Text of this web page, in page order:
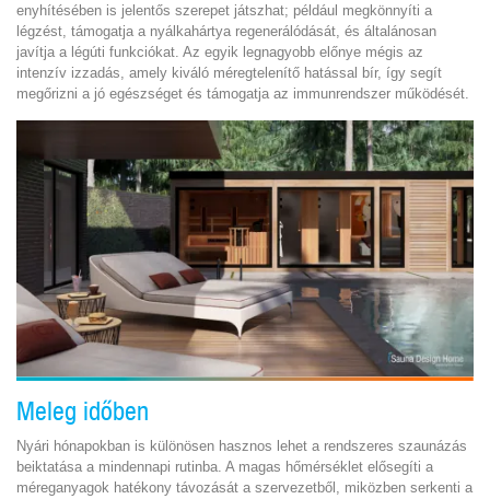
enyhítésében is jelentős szerepet játszhat; például megkönnyíti a
légzést, támogatja a nyálkahártya regenerálódását, és általánosan
javítja a légúti funkciókat. Az egyik legnagyobb előnye mégis az
intenzív izzadás, amely kiváló méregtelenítő hatással bír, így segít
megőrizni a jó egészséget és támogatja az immunrendszer működését.
Meleg időben
Nyári hónapokban is különösen hasznos lehet a rendszeres szaunázás
beiktatása a mindennapi rutinba. A magas hőmérséklet elősegíti a
méreganyagok hatékony távozását a szervezetből, miközben serkenti a